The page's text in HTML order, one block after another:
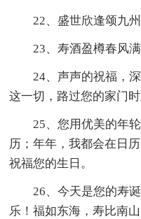
22、盛世欣逢颂九
23、寿酒盈樽春风
24、声声的祝福，
这一切，路过您的家门
25、您用优美的年
历；年年，我都会在日
祝福您的生日。
26、今天是您的寿
乐！福如东海，寿比南